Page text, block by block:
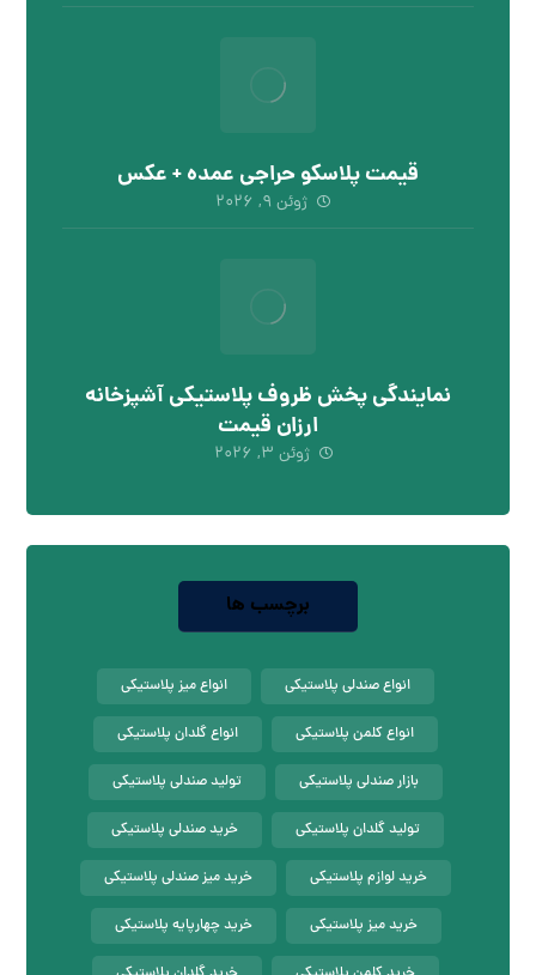
قیمت پلاسکو حراجی عمده + عکس
ژوئن ۹, ۲۰۲۶
نمایندگی پخش ظروف پلاستیکی آشپزخانه
ارزان قیمت
ژوئن ۳, ۲۰۲۶
برچسب ها
انواع صندلی پلاستیکی انواع میز پلاستیکی
انواع کلمن پلاستیکی انواع گلدان پلاستیکی
بازار صندلی پلاستیکی تولید صندلی پلاستیکی
تولید گلدان پلاستیکی خرید صندلی پلاستیکی
خرید لوازم پلاستیکی خرید میز صندلی پلاستیکی
خرید میز پلاستیکی خرید چهارپایه پلاستیکی